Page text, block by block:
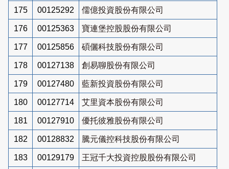
175 00125292 儒億投資股份有限公司
176 00125363 寶連堡控股股份有限公司
177 00125856 碩儷科技股份有限公司
178 00127138 創易聊股份有限公司
179 00127480 藍新投資股份有限公司
180 00127714 艾里資本股份有限公司
181 00127910 優托彼雅股份有限公司
182 00128832 騰元儀控科技股份有限公司
183 00129179 王冠千大投資控股股份有限公司